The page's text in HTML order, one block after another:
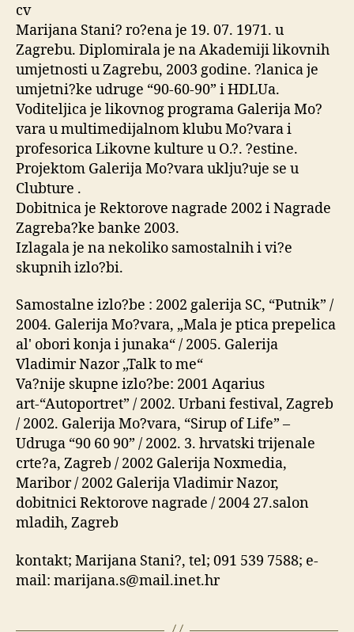
cv
Marijana Stani? ro?ena je 19. 07. 1971. u
Zagrebu. Diplomirala je na Akademiji likovnih
umjetnosti u Zagrebu, 2003 godine. ?lanica je
umjetni?ke udruge “90-60-90” i HDLUa.
Voditeljica je likovnog programa Galerija Mo?
vara u multimedijalnom klubu Mo?vara i
profesorica Likovne kulture u O.?. ?estine.
Projektom Galerija Mo?vara uklju?uje se u
Clubture .
Dobitnica je Rektorove nagrade 2002 i Nagrade
Zagreba?ke banke 2003.
Izlagala je na nekoliko samostalnih i vi?e
skupnih izlo?bi.
Samostalne izlo?be : 2002 galerija SC, “Putnik” /
2004. Galerija Mo?vara, „Mala je ptica prepelica
al' obori konja i junaka“ / 2005. Galerija
Vladimir Nazor „Talk to me“
Va?nije skupne izlo?be: 2001 Aqarius
art-“Autoportret” / 2002. Urbani festival, Zagreb
/ 2002. Galerija Mo?vara, “Sirup of Life” –
Udruga “90 60 90” / 2002. 3. hrvatski trijenale
crte?a, Zagreb / 2002 Galerija Noxmedia,
Maribor / 2002 Galerija Vladimir Nazor,
dobitnici Rektorove nagrade / 2004 27.salon
mladih, Zagreb
kontakt; Marijana Stani?, tel; 091 539 7588; e-
mail: marijana.s@mail.inet.hr